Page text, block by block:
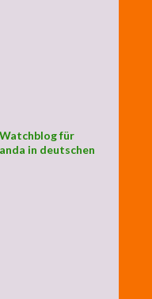
für
in deutschen